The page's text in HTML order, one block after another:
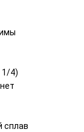
1/4)
сплав